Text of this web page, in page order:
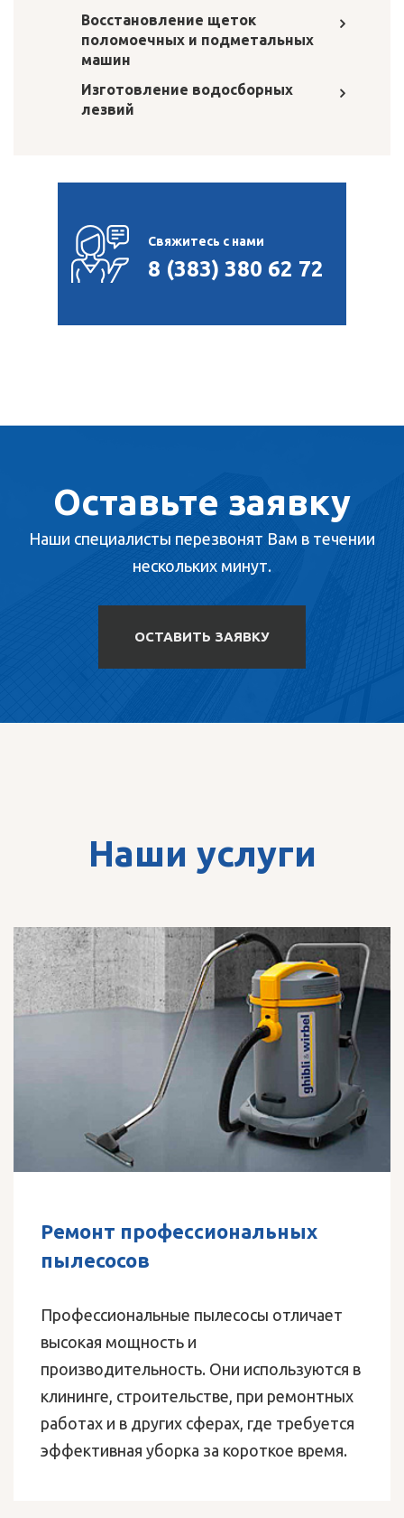
Восстановление щеток
поломоечных и подметальных
машин
Изготовление водосборных
лезвий
Свяжитесь с нами
8 (383) 380 62 72
Оставьте заявку
Наши специалисты перезвонят Вам в течении
нескольких минут.
ОСТАВИТЬ ЗАЯВКУ
Наши услуги
Ремонт зарядных устройств
высоко ценятся компаниями с
напольными площадями. Сама
требует к себе должного уважения в
эксплуатации и своевременного
технического обслуживания.